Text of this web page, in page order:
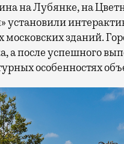
на Лубянке, на
установили
зданий.
а после успешного
особенностях